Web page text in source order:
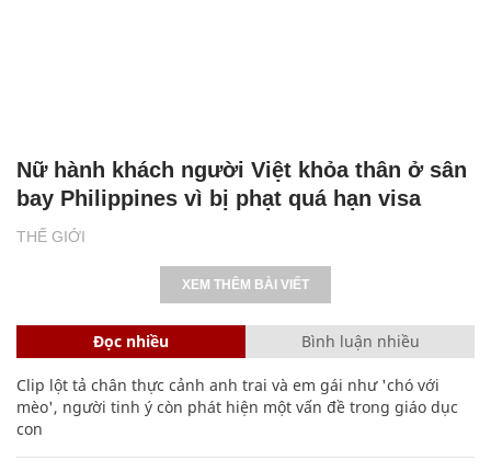
THẾ GIỚI
Nữ hành khách người Việt khỏa thân ở sân
bay Philippines vì bị phạt quá hạn visa
XEM THÊM BÀI VIẾT
Đọc nhiều Bình luận nhiều
Clip lột tả chân thực cảnh anh trai và em gái như 'chó với
mèo', người tinh ý còn phát hiện một vấn đề trong giáo dục
con